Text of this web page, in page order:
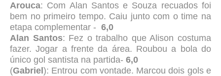
Arouca: Com Alan Santos e Souza recuados foi
bem no primeiro tempo. Caiu junto com o time na
etapa complementar - 6,0
Alan Santos: Fez o trabalho que Alison costuma
fazer. Jogar a frente da área. Roubou a bola do
único gol santista na partida- 6,0
(Gabriel ): Entrou com vontade. Marcou dois gols e